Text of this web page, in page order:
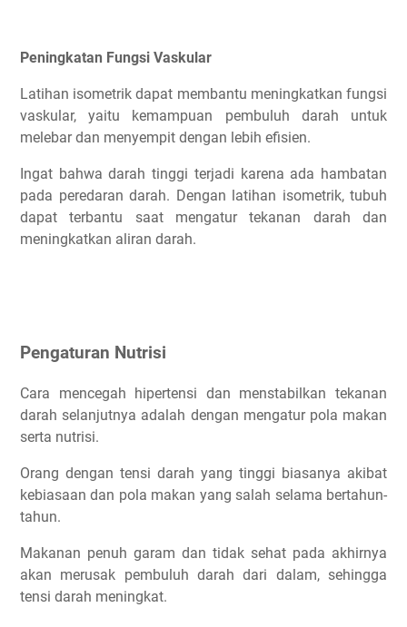
Peningkatan Fungsi Vaskular
Latihan isometrik dapat membantu meningkatkan fungsi
vaskular, yaitu kemampuan pembuluh darah untuk
melebar dan menyempit dengan lebih efisien.
Ingat bahwa darah tinggi terjadi karena ada hambatan
pada peredaran darah. Dengan latihan isometrik, tubuh
dapat terbantu saat mengatur tekanan darah dan
meningkatkan aliran darah.
Pengaturan Nutrisi
Cara mencegah hipertensi dan menstabilkan tekanan
darah selanjutnya adalah dengan mengatur pola makan
serta nutrisi.
Orang dengan tensi darah yang tinggi biasanya akibat
kebiasaan dan pola makan yang salah selama bertahun-
tahun.
Makanan penuh garam dan tidak sehat pada akhirnya
akan merusak pembuluh darah dari dalam, sehingga
tensi darah meningkat.